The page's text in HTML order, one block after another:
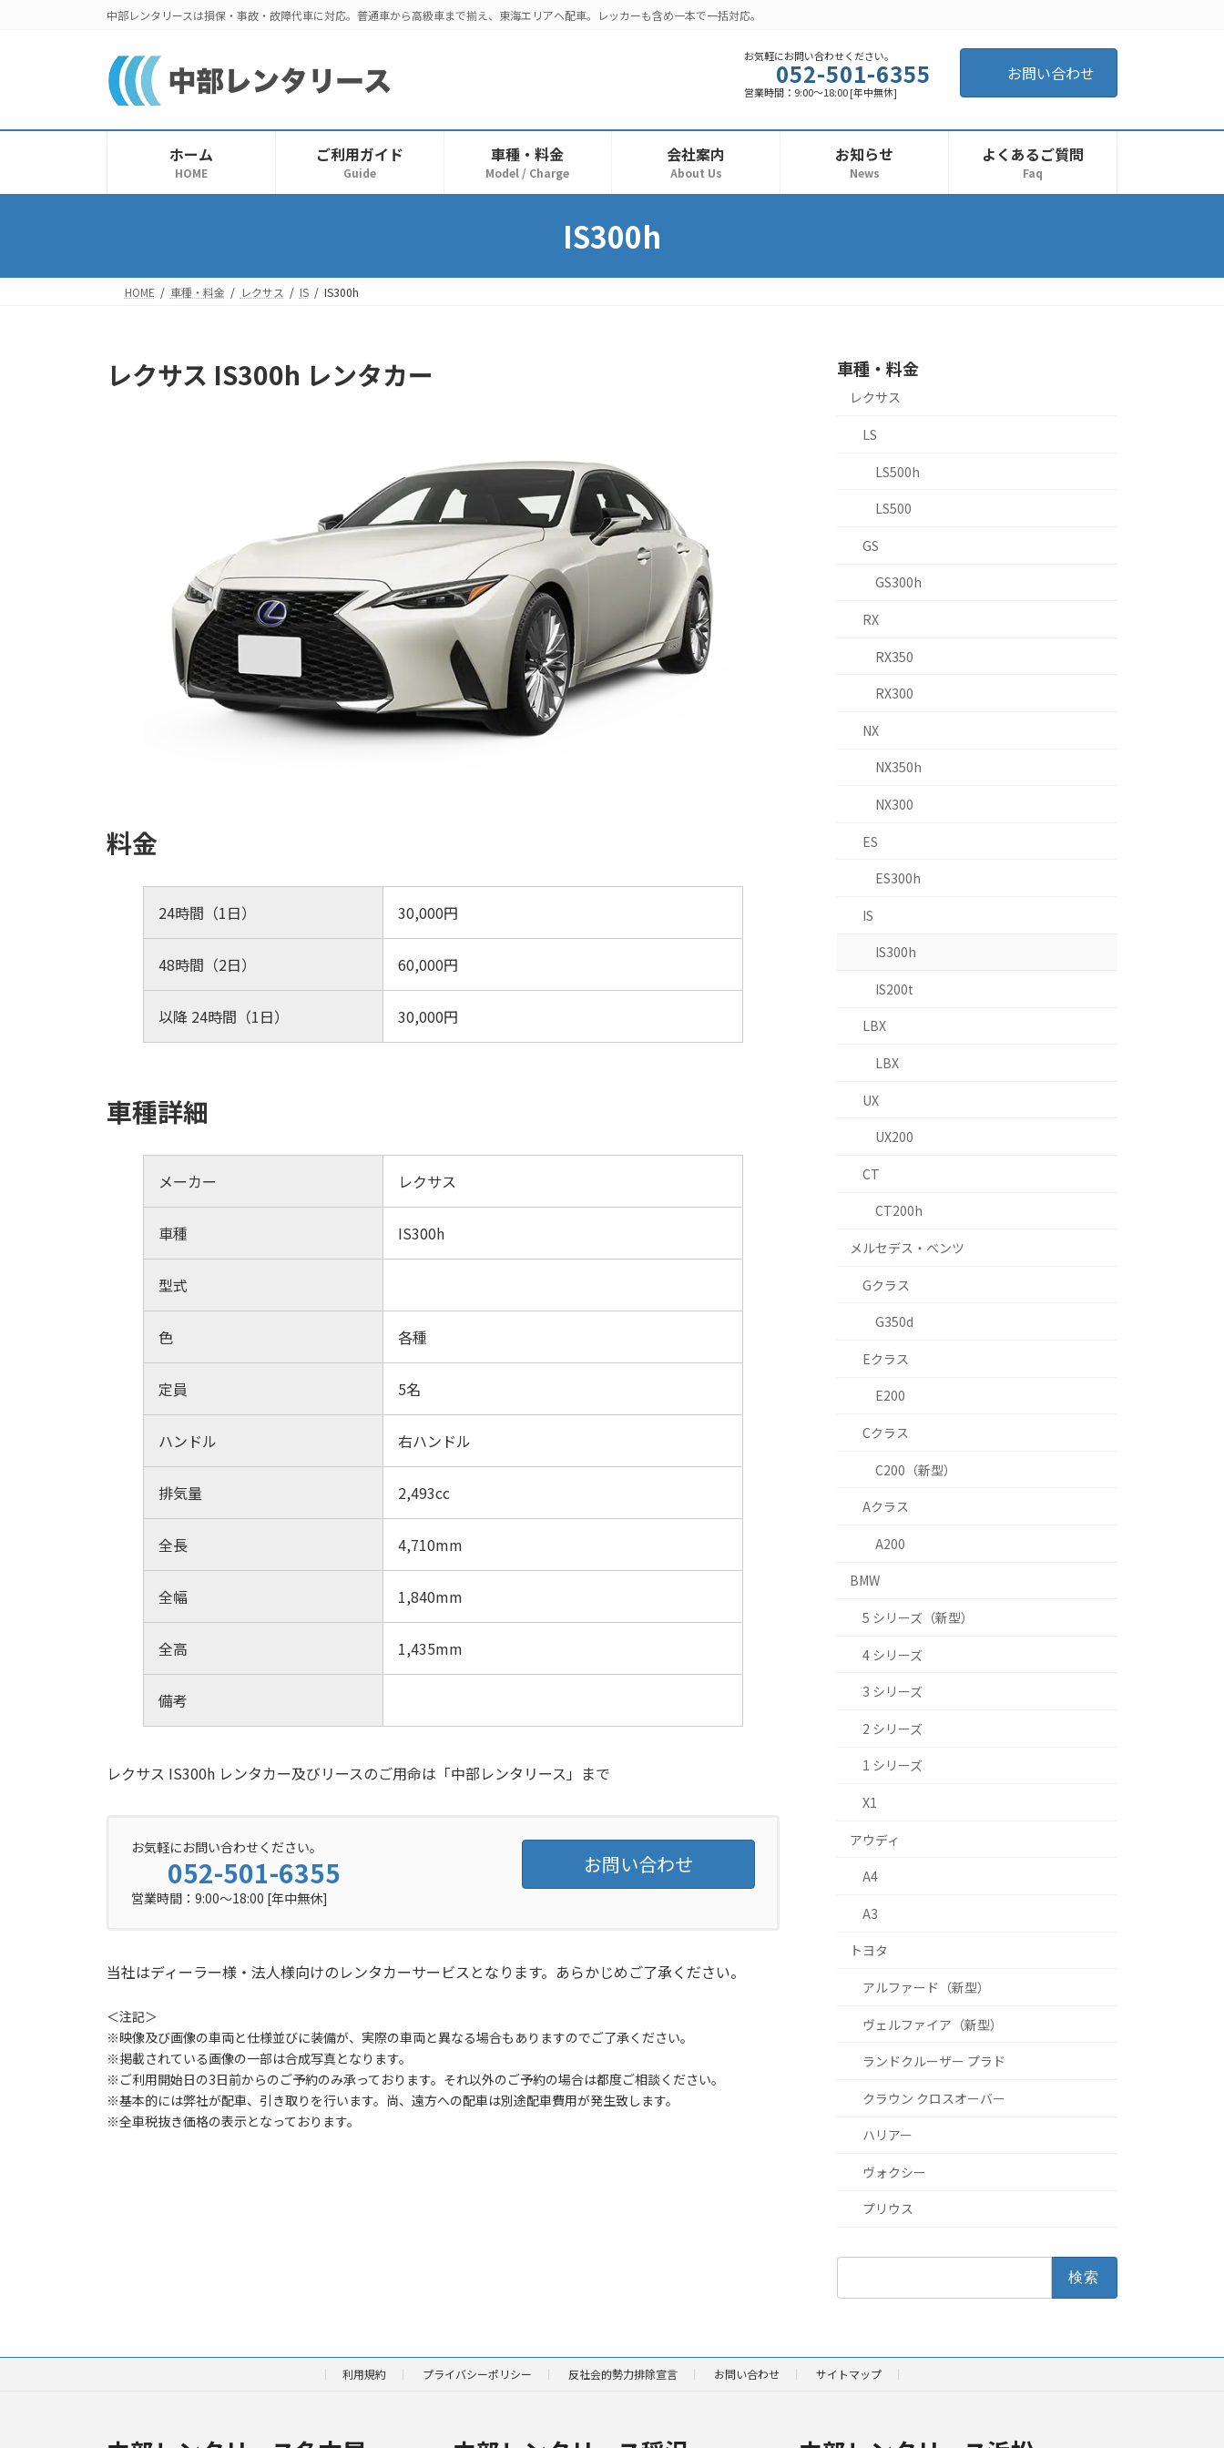
中部レンタリースは損保・事故・故障代車に対応。普通車から高級車まで揃え、東海エリアへ配車。レッカーも含め一本で一括対応。
お気軽にお問い合わせください。
052-501-6355
営業時間：9:00〜18:00 [年中無休]
お問い合わせ
ホーム
HOME
ご利用ガイド
Guide
車種・料金
Model / Charge
会社案内
About Us
お知らせ
News
よくあるご質問
Faq
IS300h
HOME 車種・料金 レクサス IS IS300h
レクサス IS300h レンタカー
料金
24時間（1日） 30,000円
48時間（2日） 60,000円
以降 24時間（1日） 30,000円
車種詳細
メーカー レクサス
車種 IS300h
型式
色 各種
定員 5名
ハンドル 右ハンドル
排気量 2,493cc
全長 4,710mm
全幅 1,840mm
全高 1,435mm
備考
レクサス IS300h レンタカー及びリースのご用命は「中部レンタリース」まで
お気軽にお問い合わせください。
052-501-6355
営業時間：9:00〜18:00 [年中無休]
お問い合わせ
当社はディーラー様・法人様向けのレンタカーサービスとなります。あらかじめご了承ください。
＜注記＞
※映像及び画像の車両と仕様並びに装備が、実際の車両と異なる場合もありますのでご了承ください。
※掲載されている画像の一部は合成写真となります。
※ご利用開始日の3日前からのご予約のみ承っております。それ以外のご予約の場合は都度ご相談ください。
※基本的には弊社が配車、引き取りを行います。尚、遠方への配車は別途配車費用が発生致します。
※全車税抜き価格の表示となっております。
車種・料金
レクサス
LS
LS500h
LS500
GS
GS300h
RX
RX350
RX300
NX
NX350h
NX300
ES
ES300h
IS
IS300h
IS200t
LBX
LBX
UX
UX200
CT
CT200h
メルセデス・ベンツ
Gクラス
G350d
Eクラス
E200
Cクラス
C200（新型）
Aクラス
A200
BMW
5 シリーズ（新型）
4 シリーズ
3 シリーズ
2 シリーズ
1 シリーズ
X1
アウディ
A4
A3
トヨタ
アルファード（新型）
ヴェルファイア（新型）
ランドクルーザー プラド
クラウン クロスオーバー
ハリアー
ヴォクシー
プリウス
利用規約 プライバシーポリシー 反社会的勢力排除宣言 お問い合わせ サイトマップ